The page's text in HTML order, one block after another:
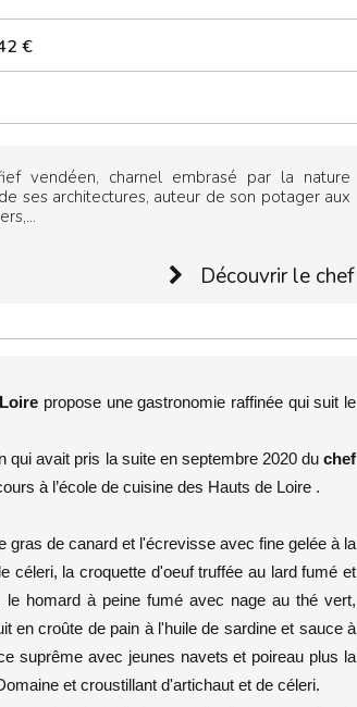
€
vendéen, charnel embrasé par la nature
ses architectures, auteur de son potager aux
Découvrir le chef
propose une gastronomie raffinée qui suit le
qui avait pris la suite en septembre 2020 duchef
à l’école de cuisine des Hauts de Loire .
gras de canard et l'écrevisse avec fine gelée à la
céleri, la croquette d'oeuf truffée au lard fumé et
homard à peine fumé avec nage au thé vert,
en croûte de pain à l'huile de sardine et sauce à
suprême avec jeunes navets et poireau plus la
et croustillant d'artichaut et de céleri.